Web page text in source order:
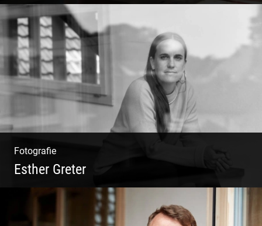
Philosophie | Asana | Yogapraxis
Fotografie
Esther Greter
Coaching, Frauenkreise, Trantric Yoga:
Esther Greter